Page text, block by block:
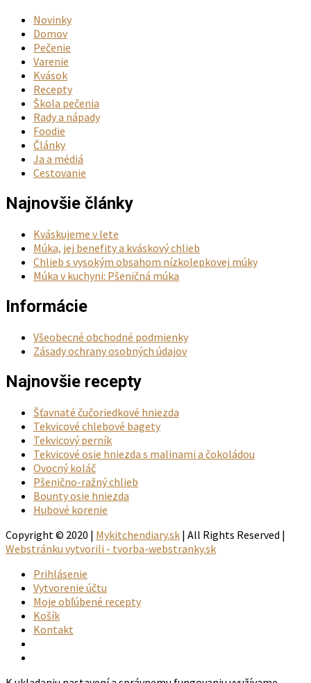
Novinky
Domov
Pečenie
Varenie
Kvások
Recepty
Škola pečenia
Rady a nápady
Foodie
Články
Ja a médiá
Cestovanie
Najnovšie články
Kváskujeme v lete
Múka, jej benefity a kváskový chlieb
Chlieb s vysokým obsahom nízkolepkovej múky
Múka v kuchyni: Pšeničná múka
Informácie
Všeobecné obchodné podmienky
Zásady ochrany osobných údajov
Najnovšie recepty
Šťavnaté čučoriedkové hniezda
Tekvicové chlebové bagety
Tekvicový perník
Tekvicové osie hniezda s malinami a čokoládou
Ovocný koláč
Pšenično-ražný chlieb
Bounty osie hniezda
Hubové korenie
Copyright © 2020 | Mykitchendiary.sk | All Rights Reserved |
Webstránku vytvorili - tvorba-webstranky.sk
Prihlásenie
Vytvorenie účtu
Moje obľúbené recepty
Košík
Kontakt